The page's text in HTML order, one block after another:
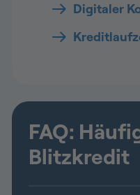
Digitaler
FAQ:
Blitzkredit